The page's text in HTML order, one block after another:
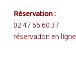
Réservation :
02 47 66 60 37
réservation en ligne